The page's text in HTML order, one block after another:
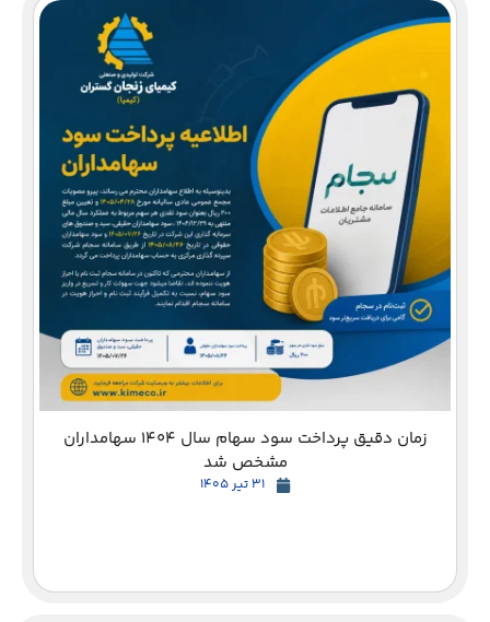
زمان دقیق پرداخت سود سهام سال 1404 سهامداران
مشخص شد
31 تیر 1405